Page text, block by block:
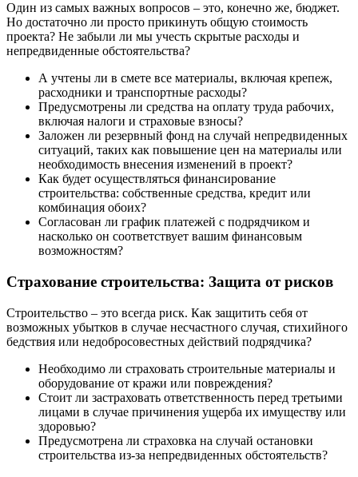
Один из самых важных вопросов – это, конечно же, бюджет.
Но достаточно ли просто прикинуть общую стоимость
проекта? Не забыли ли мы учесть скрытые расходы и
непредвиденные обстоятельства?
А учтены ли в смете все материалы, включая крепеж,
расходники и транспортные расходы?
Предусмотрены ли средства на оплату труда рабочих,
включая налоги и страховые взносы?
Заложен ли резервный фонд на случай непредвиденных
ситуаций, таких как повышение цен на материалы или
необходимость внесения изменений в проект?
Как будет осуществляться финансирование
строительства: собственные средства, кредит или
комбинация обоих?
Согласован ли график платежей с подрядчиком и
насколько он соответствует вашим финансовым
возможностям?
Страхование строительства: Защита от рисков
Строительство – это всегда риск. Как защитить себя от
возможных убытков в случае несчастного случая, стихийного
бедствия или недобросовестных действий подрядчика?
Необходимо ли страховать строительные материалы и
оборудование от кражи или повреждения?
Стоит ли застраховать ответственность перед третьими
лицами в случае причинения ущерба их имуществу или
здоровью?
Предусмотрена ли страховка на случай остановки
строительства из-за непредвиденных обстоятельств?